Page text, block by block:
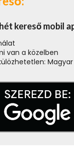
kereső mobil
van a közelben